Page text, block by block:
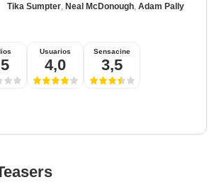
Tika Sumpter Neal McDonough Adam Pally
Usuarios
4,0
Sensacine
3,5